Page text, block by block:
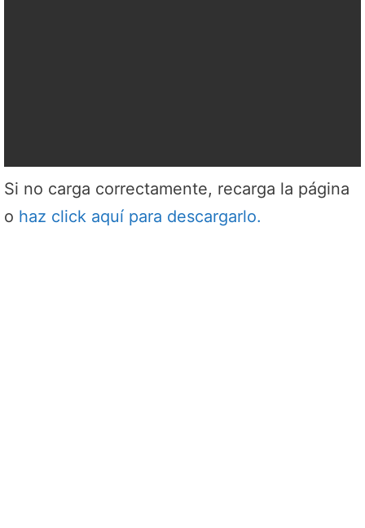
Si no carga correctamente, recarga la página
o haz click aquí para descargarlo.